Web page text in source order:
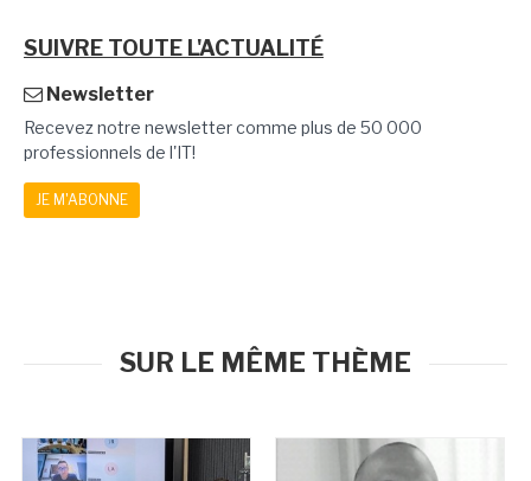
SUIVRE TOUTE L'ACTUALITÉ
Newsletter
Recevez notre newsletter comme plus de 50 000
professionnels de l'IT!
JE M'ABONNE
SUR LE MÊME THÈME